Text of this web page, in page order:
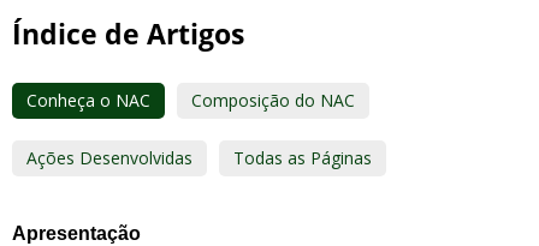
Índice de Artigos
Conheça o NAC Composição do NAC
Ações Desenvolvidas Todas as Páginas
Apresentação